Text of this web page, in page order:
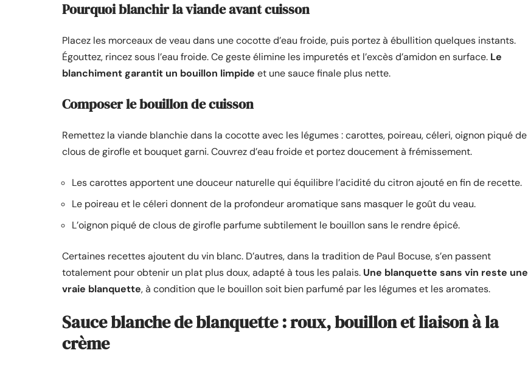
Pourquoi blanchir la viande avant cuisson
Placez les morceaux de veau dans une cocotte d’eau froide, puis portez à ébullition quelques instants.
Égouttez, rincez sous l’eau froide. Ce geste élimine les impuretés et l’excès d’amidon en surface. Le
blanchiment garantit un bouillon limpide et une sauce finale plus nette.
Composer le bouillon de cuisson
Remettez la viande blanchie dans la cocotte avec les légumes : carottes, poireau, céleri, oignon piqué de
clous de girofle et bouquet garni. Couvrez d’eau froide et portez doucement à frémissement.
Les carottes apportent une douceur naturelle qui équilibre l’acidité du citron ajouté en fin de recette.
Le poireau et le céleri donnent de la profondeur aromatique sans masquer le goût du veau.
L’oignon piqué de clous de girofle parfume subtilement le bouillon sans le rendre épicé.
Certaines recettes ajoutent du vin blanc. D’autres, dans la tradition de Paul Bocuse, s’en passent
totalement pour obtenir un plat plus doux, adapté à tous les palais. Une blanquette sans vin reste une
vraie blanquette, à condition que le bouillon soit bien parfumé par les légumes et les aromates.
Sauce blanche de blanquette : roux, bouillon et liaison à la
crème